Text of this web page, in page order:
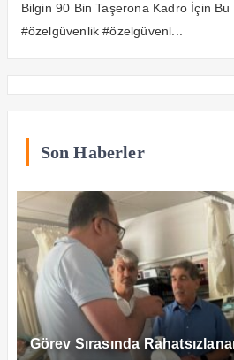
Bilgin 90 Bin Taşerona Kadro İçin Bu
#özelgüvenlik #özelgüvenl...
Son Haberler
Görev Sırasında